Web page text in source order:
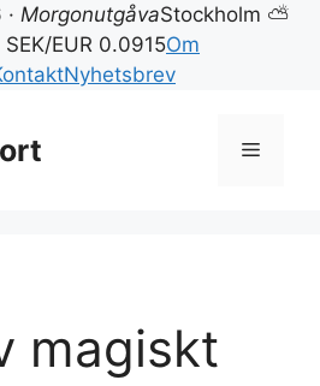
MorgonutgåvaStockholm ⛅
SEK/EUR 0.0915Om
Nyhetsbrev
Meny
magiskt